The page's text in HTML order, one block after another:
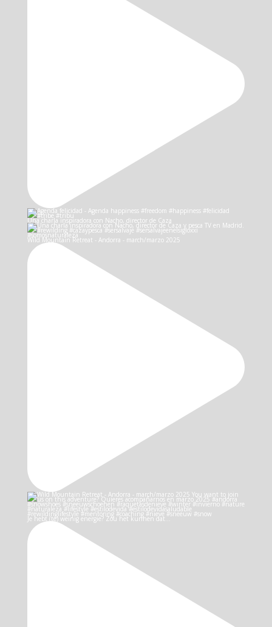
Una charla inspiradora con Nacho, director de Caza
Wild Mountain Retreat - Andorra - march/marzo 2025
Je hebt (te) weinig energie? Zou het kunnen dat…